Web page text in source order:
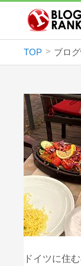
TOP ブロ
ドイツに住